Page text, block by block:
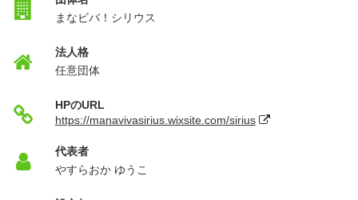
まなビバ！シリウス
法人格
任意団体
HPのURL
https://manavivasirius.wixsite.com/sirius
代表者
やすらおか ゆうこ